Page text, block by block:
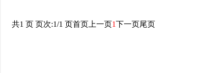
共1 页 页次:1/1 页首页 上一页1下一页尾页